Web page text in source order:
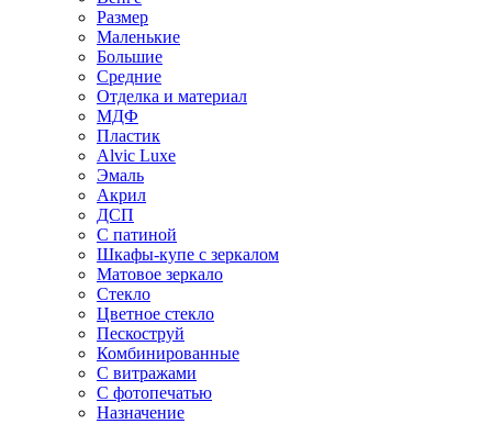
Размер
Маленькие
Большие
Средние
Отделка и материал
МДФ
Пластик
Alvic Luxe
Эмаль
Акрил
ДСП
С патиной
Шкафы-купе с зеркалом
Матовое зеркало
Стекло
Цветное стекло
Пескоструй
Комбинированные
С витражами
С фотопечатью
Назначение